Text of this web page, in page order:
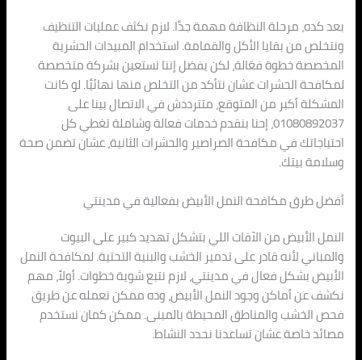
بعد كده، مرحلة النظافة مهمة جدًا. لازم نكثف عمليات التنظيف
ونتخلص من بقايا الأكل والقمامة. استخدام المبيدات الحشرية
المخصصة خطوة فعّالة، لكن يفضل إننا نستعين بشركة متخصصة
لمكافحة الحشرات عشان نتأكد من التخلص منها نهائيًا. لو كانت
المشكلة أكبر من المتوقع، متترددش في الاتصال بينا على
01080892037، إحنا بنقدم خدمات فعالة وشاملة تغطي كل
احتياجاتك في مكافحة الصراصير والحشرات الثانية، عشان تضمن صحة
وسلامة بيتك.
أفضل طرق مكافحة النمل الأبيض بفعالية في مدينتي
النمل الأبيض من الآفات اللي بتشكل تهديد كبير على البيوت
والمباني لأنه قادر على تدمير الخشب والبنية التحتية. لمكافحة النمل
الأبيض بشكل فعال في مدينتي، لازم نتبع شوية خطوات. أولاً، مهم
نكشف عن أماكن وجود النمل الأبيض، وده ممكن نعمله عن طريق
فحص الخشب والمناطق المحيطة بالمبنى. ممكن كمان نستخدم
مصائد خاصة عشان تساعدنا نحدد النشاط.